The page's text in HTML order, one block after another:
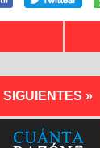
SIGUIENTES »